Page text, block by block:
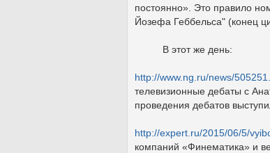
постоянно». Это правило
Йозефа Геббельса" (конец
В этот же день:
http://www.ng.ru/news/
телевизионные дебаты с
проведения дебатов
http://expert.ru/2015/06/5/
компаний «Финематика» и